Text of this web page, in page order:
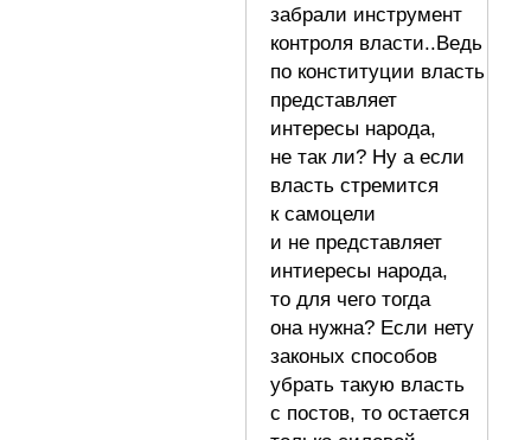
забрали инструмент
контроля власти..Ведь
по конституции власть
представляет
интересы народа,
не так ли? Ну а если
власть стремится
к самоцели
и не представляет
интиересы народа,
то для чего тогда
она нужна? Если нету
законых способов
убрать такую власть
с постов, то остается